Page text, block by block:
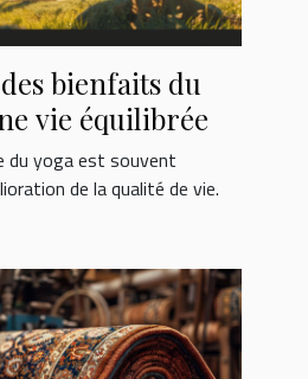
bienfaits du
vie équilibrée
du yoga est souvent
de la qualité de vie.